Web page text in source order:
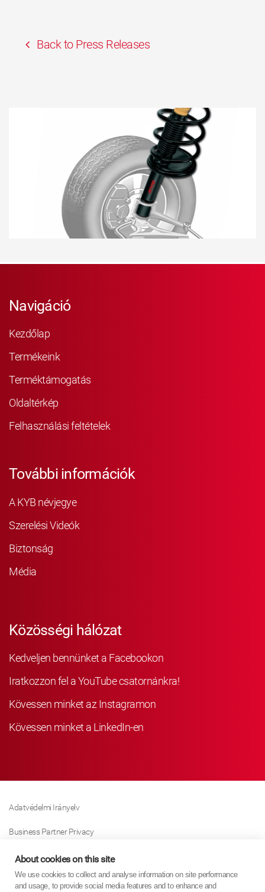
Back to Press Releases
Navigáció
Kezdőlap
Termékeink
Terméktámogatás
Oldaltérkép
Felhasználási feltételek
További információk
A KYB névjegye
Szerelési Videók
Biztonság
Média
Közösségi hálózat
Kedveljen bennünket a Facebookon
Iratkozzon fel a YouTube csatornánkra!
Kövessen minket az Instagramon
Kövessen minket a LinkedIn-en
Adatvédelmi Irányelv
Business Partner Privacy
Sütikre Vonatkozó Irányelv
Modern Slavery Act Policy
About cookies on this site
We use cookies to collect and analyse information on site performance
and usage, to provide social media features and to enhance and